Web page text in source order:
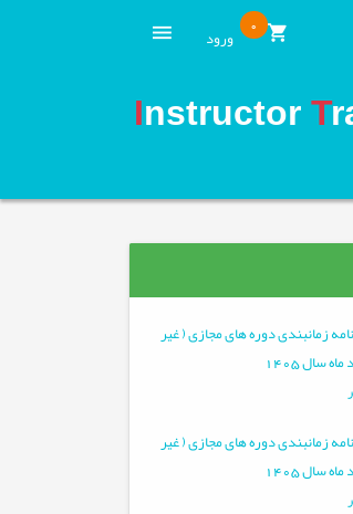
0 ورود
Instructor T
شماره 23-05 برنامه زمانبندی دوره های مجازی ( غیر
شماره 22-05 برنامه زمانبندی دوره های مجازی ( غیر